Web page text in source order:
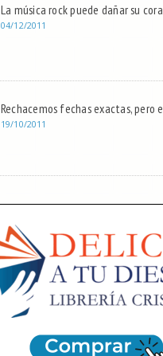
La música rock puede dañar su
04/12/2011
Rechacemos fechas exactas, pero
19/10/2011